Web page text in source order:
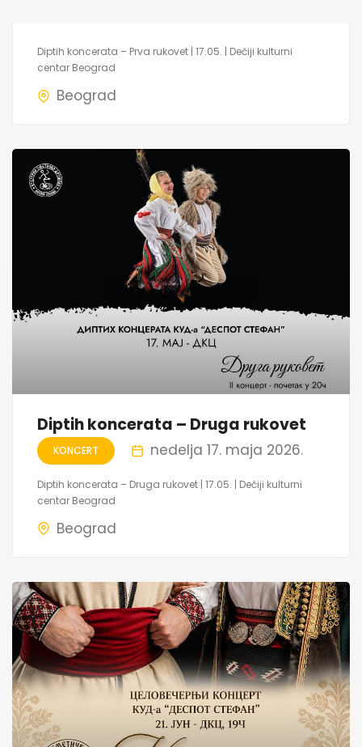
Diptih koncerata – Prva rukovet | 17.05. | Dečiji kulturni
centar Beograd
Beograd
Diptih koncerata – Druga rukovet
KONCERT nedelja 17. maja 2026.
Diptih koncerata – Druga rukovet | 17.05. | Dečiji kulturni
centar Beograd
Beograd